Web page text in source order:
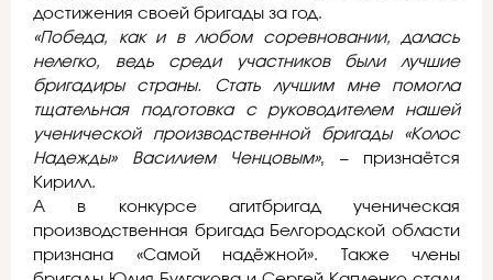
достижения своей бригады за год.
«Победа, как и в любом соревновании, далась
нелегко, ведь среди участников были лучшие
бригадиры страны. Стать лучшим мне помогла
тщательная подготовка с руководителем нашей
ученической производственной бригады «Колос
Надежды» Василием Ченцовым», – признаётся
Кирилл.
А в конкурсе агитбригад ученическая
производственная бригада Белгородской области
признана «Самой надёжной». Также члены